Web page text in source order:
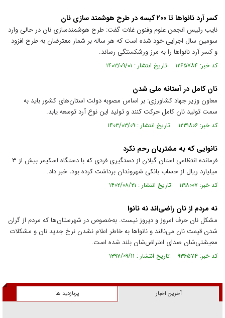
کسر آرد نانواها تا ۲۰۰ کیسه در طرح هوشمند سازی نان
نایب رئیس انجمن علوم وفنون غلات گفت: طرح هوشمندسازی نان در حالی وارد
سومین سال اجرایی خود شده است که هر ساله بر شمار معترضان به طرح افزود
و کسر آرد نانوا‌ها را به مرز ورشکستگی رساند.
کد خبر: ۱۲۶۵۷۸۴ تاریخ انتشار : ۱۴۰۳/۰۹/۰۱
نان کامل در آستانه ملی شدن
معاون وزیر جهاد کشاورزی: بر اساس مصوبه دولت استان‌های کشور باید به
سمت تولید نان کامل حرکت کنند و تولید این نوع آرد توسعه یابد.
کد خبر: ۱۲۳۱۸۰۶ تاریخ انتشار : ۱۴۰۳/۰۳/۰۹
نانوایی که به مشتریان رحم نکرد
فرمانده انتظامی استان گیلان از دستگیری فردی که با دستگاه اسکیمر بیش از ۳
میلیارد ریال از حساب بانکی شهروندان برداشت کرده بود، خبر داد.
کد خبر: ۱۱۹۸۰۰۷ تاریخ انتشار : ۱۴۰۲/۰۸/۲۱
نه مردم از نان راضی‌اند نه نانوا
مشکل نان حرف امروز و دیروز نیست. به‌خصوص در شهرستان‌ها که مردم از گران
شدن قیمت نان می‌نالند و نانوا‌ها به خاطر اعلام نشدن نرخ جدید نان و مشکلات
معیشتی‌شان صدای اعتراض‌شان بلند شده است.
کد خبر: ۹۳۶۵۷۴ تاریخ انتشار : ۱۳۹۷/۰۹/۱۱
آخرین اخبار پربازدید ها